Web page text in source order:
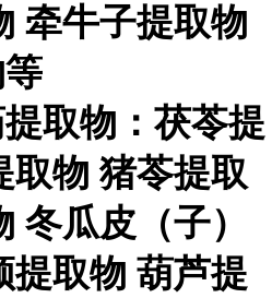
牵牛子提取物
取物：茯苓提
取物 猪苓提取
冬瓜皮（子）
提取物 葫芦提